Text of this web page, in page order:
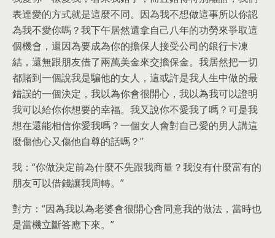
表達愛的方式就是這麼不同。因為我不想做這事所以你認
為我不愛你嗎？我下午居然還拿自己八年的功勞來爭取這
個機會，還因為要成為你的擔保人接受公司的銀行卡凍
結，還無跟朋友借了兩萬美金來交擔保金。我居然把一切
都賭到一個說我是騙他的女人，這或許是我人生中做的最
錯誤的一個決定，我以為你會很開心，我以為我可以證明
我可以給你你想要的幸福。我又說你不愛我了嗎？可是我
想在還能相信你愛我嗎？一個女人會對自己愛的男人講這
麼傷他心又傷他自尊的話嗎？”
我：“你做決定前為什麼不先跟我商量？我沒有什麼富有的
朋友可以借錢讓我周轉。”
對方：“因為我以為老婆會很開心會同意我的做法，當時也
是當機立斷答應下來。”